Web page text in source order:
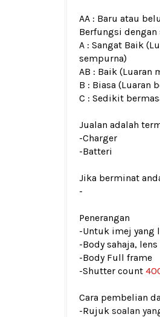
AA : Baru atau
Berfungsi dengan
A : Sangat Baik
sempurna)
AB : Baik (Luaran
B : Biasa (Luaran
C : Sedikit
Jualan adalah
-Charger
-Batteri
Jika berminat
-
Penerangan
-Untuk imej yang
-Body sahaja,
-Body Full frame
-Shutter count
Cara pembelian
-Rujuk soalan